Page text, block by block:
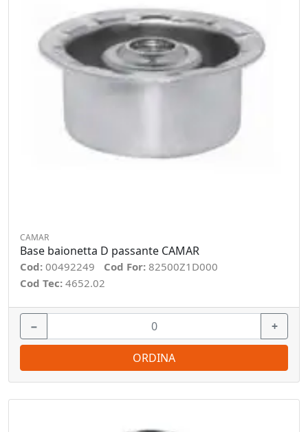
CAMAR
Base baionetta D passante CAMAR
Cod: 00492249 Cod For: 82500Z1D000
Cod Tec: 4652.02
− +
ORDINA